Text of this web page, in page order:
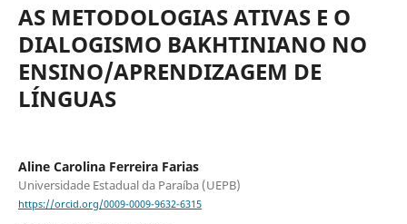
AS METODOLOGIAS ATIVAS E O
DIALOGISMO BAKHTINIANO NO
ENSINO/APRENDIZAGEM DE
LÍNGUAS
Aline Carolina Ferreira Farias
Universidade Estadual da Paraíba (UEPB)
https://orcid.org/0009-0009-9632-6315